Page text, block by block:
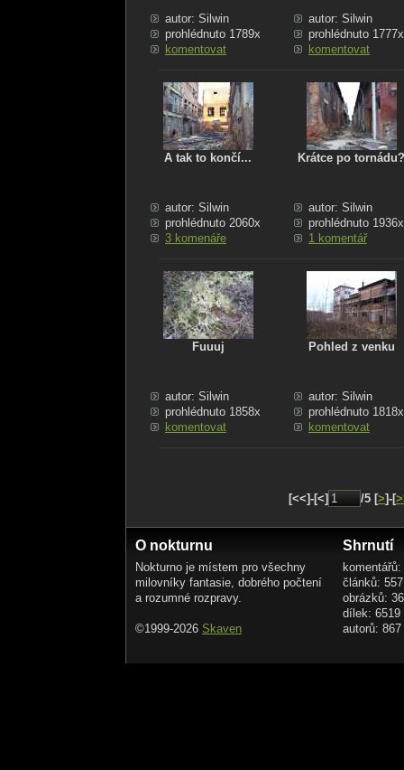
autor: Silwin
prohlédnuto 1789x
komentovat
autor: Silwin
prohlédnuto 1777x
komentovat
A tak to končí...
autor: Silwin
prohlédnuto 2060x
3 komenáře
Krátce po tornádu?
autor: Silwin
prohlédnuto 1936x
1 komentář
Fuuuj
autor: Silwin
prohlédnuto 1858x
komentovat
Pohled z venku
autor: Silwin
prohlédnuto 1818x
komentovat
[<<]-[<] /5 [>]-[
O nokturnu
Nokturno je místem pro všechny
milovníky fantasie, dobrého počtení
a rozumné rozpravy.
©1999-2026 Skaven
Shrnutí
článků: 557
obrázků:
dílek: 6519
autorů: 867